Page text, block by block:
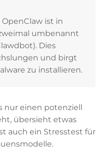
OpenClaw ist in
umbenannt
Dies
und birgt
zu installieren.
nur einen potenziell
übersieht etwas
auch ein Stresstest für